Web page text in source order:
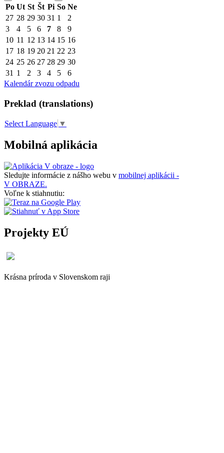
Po Ut St Št Pi So Ne
27 28 29 30 31 1
2
3
4 5 6 7 8
9
10 11 12 13 14 15 16
17 18 19 20 21 22 23
24 25 26 27 28 29 30
31 1 2 3 4 5
6
Kalendár zvozu odpadu
Preklad (translations)
Select Language ▼
Mobilná aplikácia
Sledujte informácie z nášho webu v mobilnej aplikácii -
V OBRAZE.
Voľne k stiahnutiu:
Projekty EÚ
Krásna príroda v Slovenskom raji